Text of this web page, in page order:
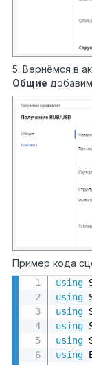
5. Вернёмся в
Общие
Пример кода
using
using
using
using
using
using